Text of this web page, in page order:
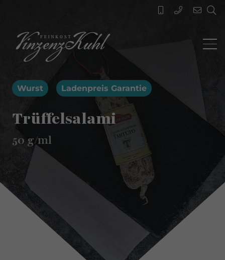
Wurst Ladenpreis Garantie
Trüffelsalami
50 g/ml